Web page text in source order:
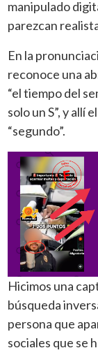
manipulado
parezcan
En la
reconoce una
“el tiempo del
solo un S”, y allí
“segundo”.
Hicimos una
búsqueda
persona que
sociales que se